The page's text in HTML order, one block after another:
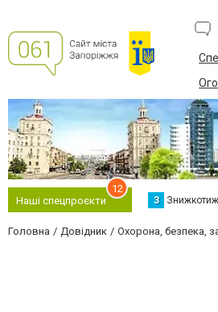
Наші спецпроєкти
12
З
Головна Довідник Охорона, безпека,